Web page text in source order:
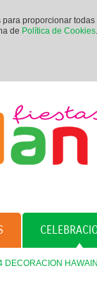
proporcionar
de Política de Cookies
DECORACION